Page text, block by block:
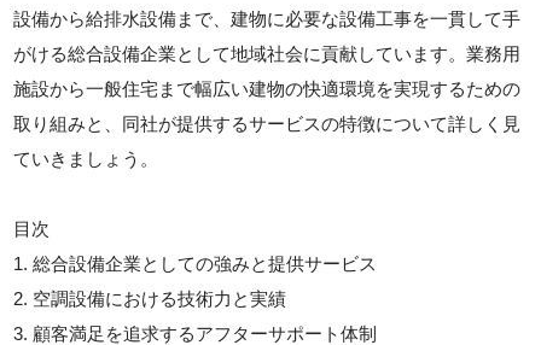
設備から給排水設備まで、建物に必要な設備工事を一貫して手
がける総合設備企業として地域社会に貢献しています。業務用
施設から一般住宅まで幅広い建物の快適環境を実現するための
取り組みと、同社が提供するサービスの特徴について詳しく見
ていきましょう。
目次
1. 総合設備企業としての強みと提供サービス
2. 空調設備における技術力と実績
3. 顧客満足を追求するアフターサポート体制